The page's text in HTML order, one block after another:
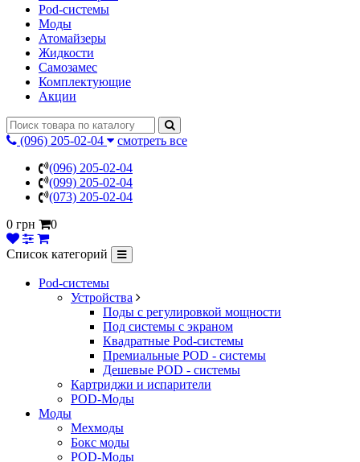
Pod-системы
Моды
Атомайзеры
Жидкости
Самозамес
Комплектующие
Акции
(096) 205-02-04
смотреть все
(096) 205-02-04
(099) 205-02-04
(073) 205-02-04
0 грн
0
Список категорий
Pod-системы
Устройства
Поды с регулировкой мощности
Под системы с экраном
Квадратные Pod-системы
Премиальные POD - системы
Дешевые POD - системы
Картриджи и испарители
POD-Моды
Моды
Мехмоды
Бокс моды
POD-Моды